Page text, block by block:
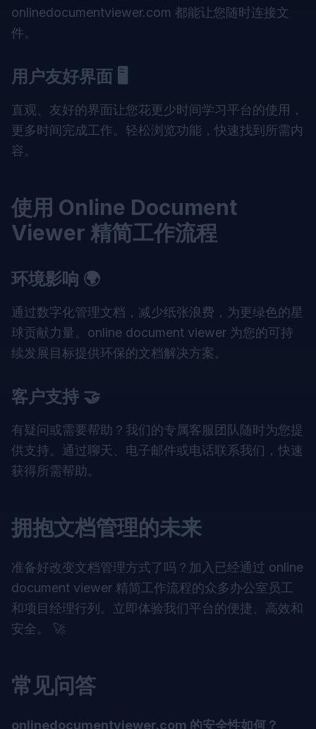
onlinedocumentviewer.com 都能让您随时连接文
件。
用户友好界面 🖥️
直观、友好的界面让您花更少时间学习平台的使用，
更多时间完成工作。轻松浏览功能，快速找到所需内
容。
使用 Online Document
Viewer 精简工作流程
环境影响 🌍
通过数字化管理文档，减少纸张浪费，为更绿色的星
球贡献力量。 online document viewer 为您的可持
续发展目标提供环保的文档解决方案。
客户支持 🤝
有疑问或需要帮助？我们的专属客服团队随时为您提
供支持。通过聊天、电子邮件或电话联系我们，快速
获得所需帮助。
拥抱文档管理的未来
准备好改变文档管理方式了吗？加入已经通过 online
document viewer 精简工作流程的众多办公室员工
和项目经理行列。立即体验我们平台的便捷、高效和
安全。 🚀
常见问答
onlinedocumentviewer.com 的安全性如何？